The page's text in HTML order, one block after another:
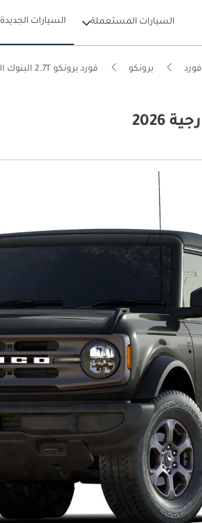
السيارات المستعملة السيارات الجديدة
فورد برونكو فورد برونكو 2.7T البنوك الخارجية